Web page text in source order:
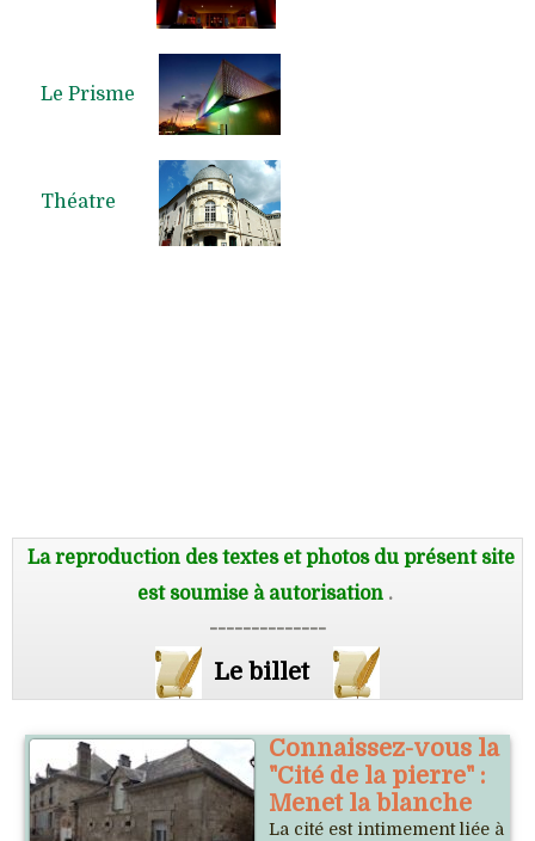
Le Prisme
Théatre
La reproduction des textes et photos du présent site
est soumise à autorisation.
--------------
Le billet
Connaissez-vous la
"Cité de la pierre" :
Menet la blanche
La cité est intimement liée à